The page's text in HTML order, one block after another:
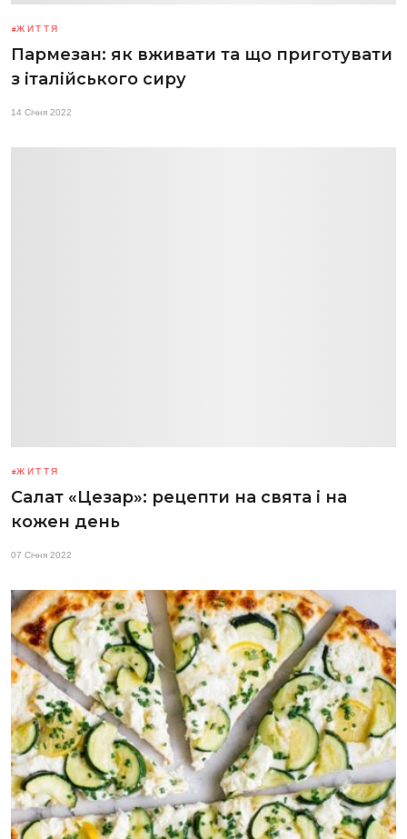
ЖИТТЯ
Пармезан: як вживати та що приготувати
з італійського сиру
14 Січня 2022
ЖИТТЯ
Салат «Цезар»: рецепти на свята і на
кожен день
07 Січня 2022